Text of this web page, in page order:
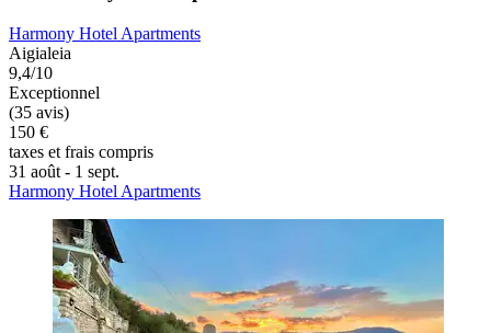
Harmony Hotel Apartments
Aigialeia
9,4/10
Exceptionnel
(35 avis)
150 €
taxes et frais compris
31 août - 1 sept.
Harmony Hotel Apartments